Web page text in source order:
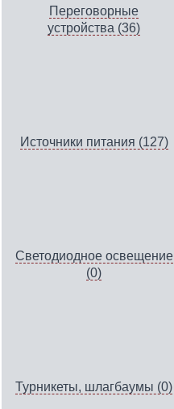
Переговорные
устройства (36)
Источники питания (127)
Светодиодное освещение
(0)
Турникеты, шлагбаумы (0)